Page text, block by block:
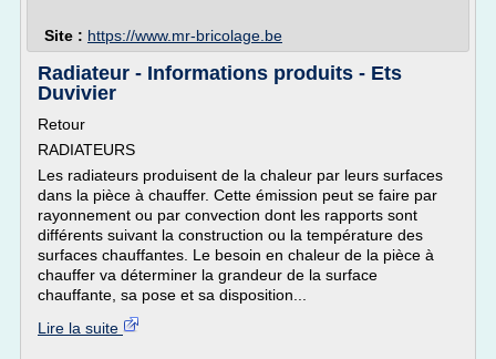
Site : https://www.mr-bricolage.be
Radiateur - Informations produits - Ets
Duvivier
Retour
RADIATEURS
Les radiateurs produisent de la chaleur par leurs surfaces
dans la pièce à chauffer. Cette émission peut se faire par
rayonnement ou par convection dont les rapports sont
différents suivant la construction ou la température des
surfaces chauffantes. Le besoin en chaleur de la pièce à
chauffer va déterminer la grandeur de la surface
chauffante, sa pose et sa disposition...
Lire la suite